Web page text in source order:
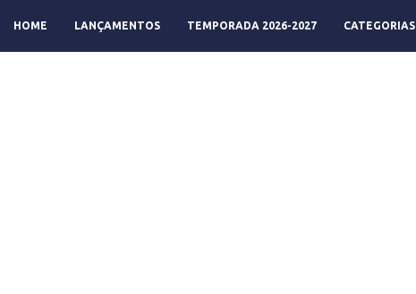
HOME LANÇAMENTOS TEMPORADA 2026-2027 CATEGORIAS